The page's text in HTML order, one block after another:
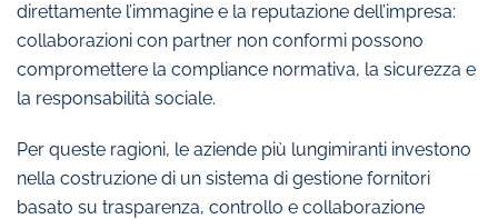
direttamente l’immagine e la reputazione dell’impresa:
collaborazioni con partner non conformi possono
compromettere la compliance normativa, la sicurezza e
la responsabilità sociale.
Per queste ragioni, le aziende più lungimiranti investono
nella costruzione di un sistema di gestione fornitori
basato su trasparenza, controllo e collaborazione